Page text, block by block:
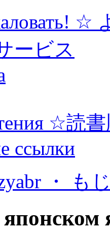
☆
ービス
☆読
ссылки
・ も
японском